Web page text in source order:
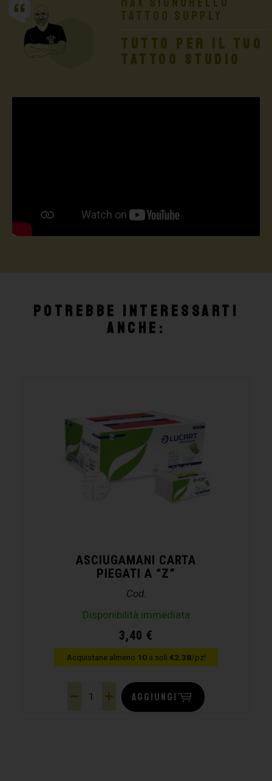
Tattoo Supply
TUTTO PER IL TUO
TATTOO STUDIO
Potrebbe interessarti
anche:
ASCIUGAMANI CARTA
PIEGATI A “Z”
Cod.
Disponibilità immediata
3,40 €
Acquistane almeno 10a soli €2.38/pz!
AGGIUNGI